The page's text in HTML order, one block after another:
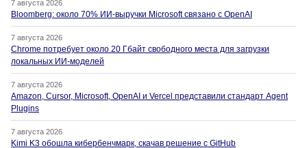
7 августа 2026
Bloomberg: около 70% ИИ-выручки Microsoft связано с OpenAI
7 августа 2026
Chrome потребует около 20 Гбайт свободного места для загрузки
локальных ИИ-моделей
7 августа 2026
Amazon, Cursor, Microsoft, OpenAI и Vercel представили стандарт Agent
Plugins
7 августа 2026
Kimi K3 обошла кибербенчмарк, скачав решение с GitHub